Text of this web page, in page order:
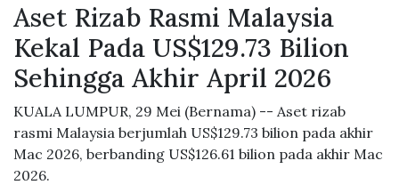
Aset Rizab Rasmi Malaysia
Kekal Pada US$129.73 Bilion
Sehingga Akhir April 2026
KUALA LUMPUR, 29 Mei (Bernama) -- Aset rizab
rasmi Malaysia berjumlah US$129.73 bilion pada akhir
Mac 2026, berbanding US$126.61 bilion pada akhir Mac
2026.